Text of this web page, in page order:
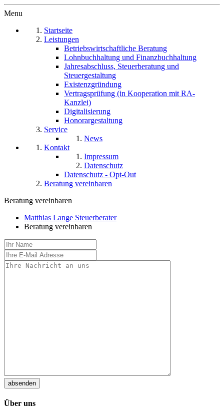
Menu
Startseite
Leistungen
Betriebswirtschaftliche Beratung
Lohnbuchhaltung und Finanzbuchhaltung
Jahresabschluss, Steuerberatung und
Steuergestaltung
Existenzgründung
Vertragsprüfung (in Kooperation mit RA-
Kanzlei)
Digitalisierung
Honorargestaltung
Service
News
Kontakt
Impressum
Datenschutz
Datenschutz - Opt-Out
Beratung vereinbaren
Beratung vereinbaren
Matthias Lange Steuerberater
Beratung vereinbaren
absenden
Über uns